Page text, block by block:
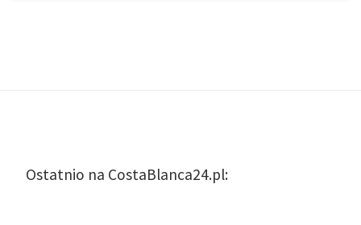
Ostatnio na CostaBlanca24.pl: